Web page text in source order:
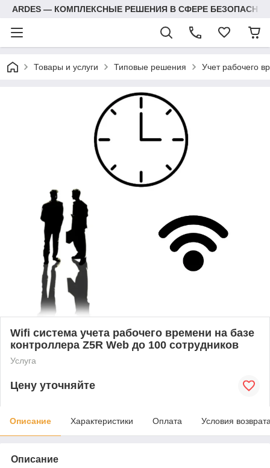
ARDES — КОМПЛЕКСНЫЕ РЕШЕНИЯ В СФЕРЕ
Товары и услуги Типовые решения Учет рабочего
Wifi система учета рабочего времени на базе
контроллера Z5R Web до 100 сотрудников
Услуга
Цену уточняйте
Описание Характеристики Оплата Условия
Описание